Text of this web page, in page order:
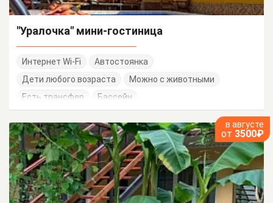
"Уралочка" мини-гостиница
Интернет Wi-Fi
Автостоянка
Дети любого возраста
Можно с животными
Есть трансфер
Бассейн
в августе
от 3500₽